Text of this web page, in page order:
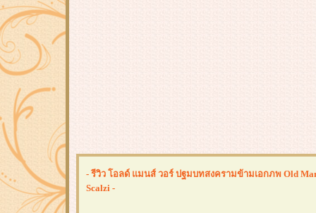
- รีวิว โอลด์ แมนส์ วอร์ ปฐมบทสงครามข้ามเอกภพ Old
Scalzi -